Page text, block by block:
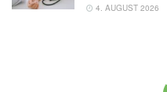
4. AUGUST 2026